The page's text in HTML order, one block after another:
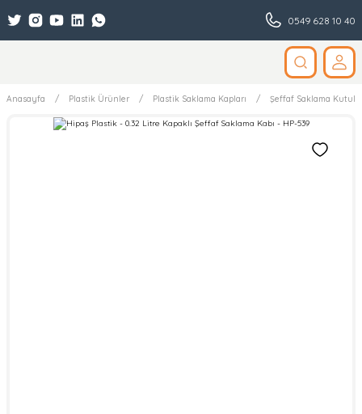
0549 628 10 40
Anasayfa Plastik Ürünler Plastik Saklama Kapları Şeffaf Saklama